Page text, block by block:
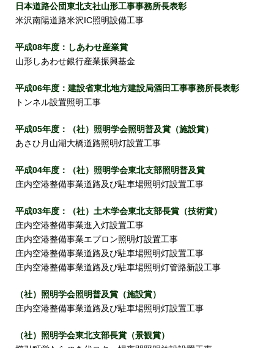
日本道路公団東北支社山形工事事務所長表彰
米沢南陽道路米沢IC照明設備工事
平成08年度：しあわせ産業賞
山形しあわせ銀行産業振興基金
平成06年度：建設省東北地方建設局酒田工事事務所長表彰
トンネル設置照明工事
平成05年度：（社）照明学会照明普及賞（施設賞）
あさひ月山湖大橋道路照明灯設置工事
平成04年度：（社）照明学会東北支部照明普及賞
庄内空港整備事業道路及び駐車場照明灯設置工事
平成03年度：（社）土木学会東北支部長賞（技術賞）
庄内空港整備事業進入灯設置工事
庄内空港整備事業エプロン照明灯設置工事
庄内空港整備事業道路及び駐車場照明灯設置工事
庄内空港整備事業道路及び駐車場照明灯管路新設工事
（社）照明学会照明普及賞（施設賞）
庄内空港整備事業道路及び駐車場照明灯設置工事
（社）照明学会東北支部長賞（景観賞）